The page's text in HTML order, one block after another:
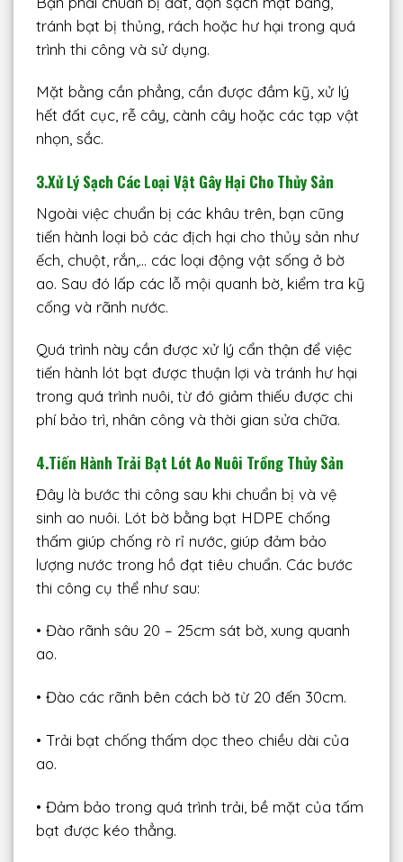
tránh bạt bị thủng, rách hoặc hư hại trong quá
trình thi công và sử dụng.
Mặt bằng cần phẳng, cần được đầm kỹ, xử lý
hết đất cục, rễ cây, cành cây hoặc các tạp vật
nhọn, sắc.
3.Xử Lý Sạch Các Loại Vật Gây Hại Cho Thủy Sản
Ngoài việc chuẩn bị các khâu trên, bạn cũng
tiến hành loại bỏ các địch hại cho thủy sản như
ếch, chuột, rắn,… các loại động vật sống ở bờ
ao. Sau đó lấp các lỗ mội quanh bờ, kiểm tra kỹ
cống và rãnh nước.
Quá trình này cần được xử lý cẩn thận để việc
tiến hành lót bạt được thuận lợi và tránh hư hại
trong quá trình nuôi, từ đó giảm thiếu được chi
phí bảo trì, nhân công và thời gian sửa chữa.
4.Tiến Hành Trải Bạt Lót Ao Nuôi Trồng Thủy Sản
Đây là bước thi công sau khi chuẩn bị và vệ
sinh ao nuôi. Lót bờ bằng bạt HDPE chống
thấm giúp chống rò rỉ nước, giúp đảm bảo
lượng nước trong hồ đạt tiêu chuẩn. Các bước
thi công cụ thể như sau:
• Đào rãnh sâu 20 – 25cm sát bờ, xung quanh
ao.
• Đào các rãnh bên cách bờ từ 20 đến 30cm.
• Trải bạt chống thấm dọc theo chiều dài của
ao.
• Đảm bảo trong quá trình trải, bề mặt của tấm
bạt được kéo thẳng.